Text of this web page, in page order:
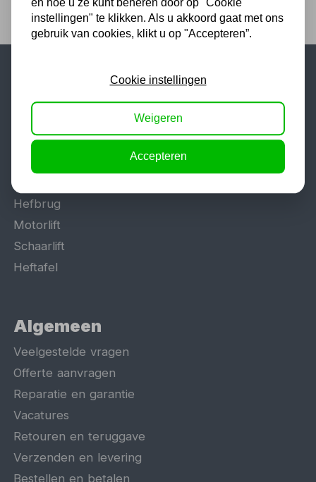
Populaire categorieën
Lasapparaat
Hefbrug
Motorlift
Schaarlift
Heftafel
Algemeen
Veelgestelde vragen
Offerte aanvragen
Reparatie en garantie
Vacatures
Retouren en teruggave
Verzenden en levering
Bestellen en betalen
en hoe u ze kunt beheren door op "Cookie
instellingen" te klikken. Als u akkoord gaat met ons
gebruik van cookies, klikt u op "Accepteren”.
Cookie instellingen
Weigeren
Accepteren